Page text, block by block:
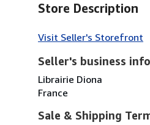
Store Description
Visit Seller's Storefront
Seller's business
Librairie Diona
France
Sale & Shipping